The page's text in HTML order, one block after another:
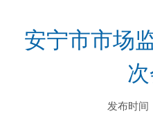
安宁市市场
发布时间